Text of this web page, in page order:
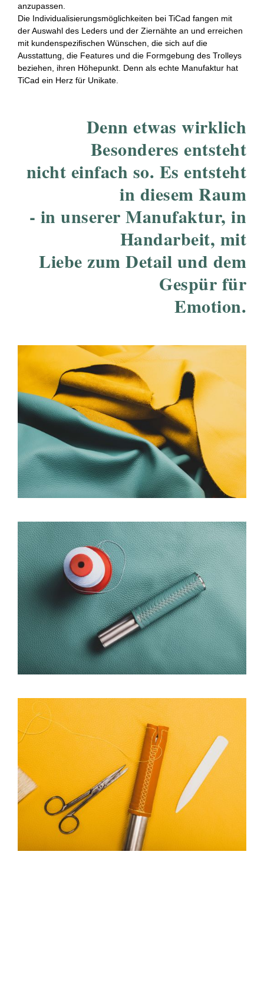
anzupassen.
Die Individualisierungsmöglichkeiten bei TiCad fangen mit
der Auswahl des Leders und der Ziernähte an und erreichen
mit kundenspezifischen Wünschen, die sich auf die
Ausstattung, die Features und die Formgebung des Trolleys
beziehen, ihren Höhepunkt. Denn als echte Manufaktur hat
TiCad ein Herz für Unikate.
Denn etwas wirklich
Besonderes entsteht
nicht einfach so. Es entsteht
in diesem Raum
- in unserer Manufaktur, in
Handarbeit, mit
Liebe zum Detail und dem
Gespür für
Emotion.